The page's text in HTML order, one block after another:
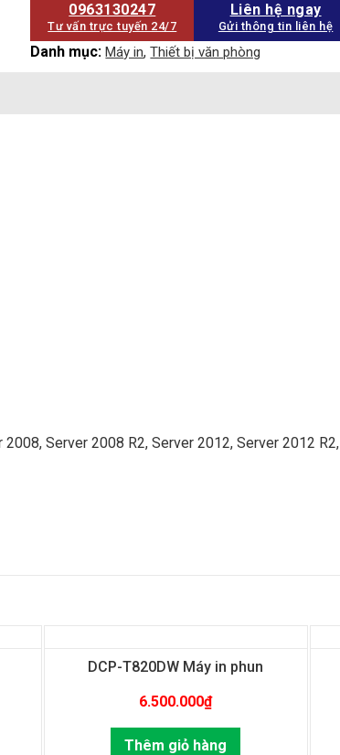
0963130247
Tư vấn trực tuyến 24/7
Liên hệ ngay
Gửi thông tin liên hệ
Danh mục:Máy in,Thiết bị văn phòng
Server 2008 R2, Server 2012, Server 2012 R2,
DCP-T820DW Máy in phun
6.500.000₫
Thêm giỏ hàng